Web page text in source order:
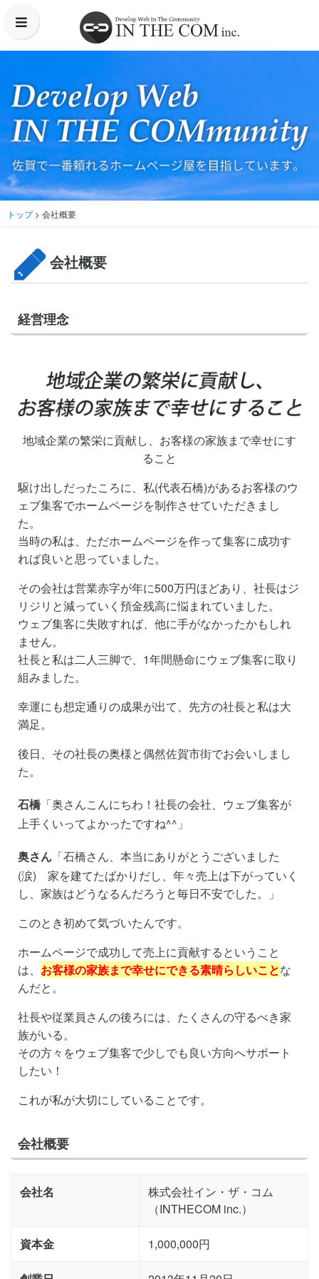
制作実績
会社概要
よくあるご質問
トップ> 会社概要
会社概要
経営理念
地域企業の繁栄に貢献し、お客様の家族まで幸せにす
ること
駆け出しだったころに、私(代表石橋)があるお客様のウ
ェブ集客でホームページを制作させていただきまし
た。
当時の私は、ただホームページを作って集客に成功す
れば良いと思っていました。
その会社は営業赤字が年に500万円ほどあり、社長はジ
リジリと減っていく預金残高に悩まれていました。
ウェブ集客に失敗すれば、他に手がなかったかもしれ
ません。
社長と私は二人三脚で、1年間懸命にウェブ集客に取り
組みました。
幸運にも想定通りの成果が出て、先方の社長と私は大
満足。
後日、その社長の奥様と偶然佐賀市街でお会いしまし
た。
石橋「奥さんこんにちわ！社長の会社、ウェブ集客が
上手くいってよかったですね^^」
奥さん 「石橋さん、本当にありがとうございました
(涙) 家を建てたばかりだし、年々売上は下がっていく
し、家族はどうなるんだろうと毎日不安でした。」
このとき初めて気づいたんです。
ホームページで成功して売上に貢献するということ
は、 お客様の家族まで幸せにできる素晴らしいことな
んだと。
社長や従業員さんの後ろには、たくさんの守るべき家
族がいる。
その方々をウェブ集客で少しでも良い方向へサポート
したい！
これが私が大切にしていることです。
会社概要
会社名
株式会社イン・ザ・コム
（INTHECOM inc.）
資本金 1,000,000円